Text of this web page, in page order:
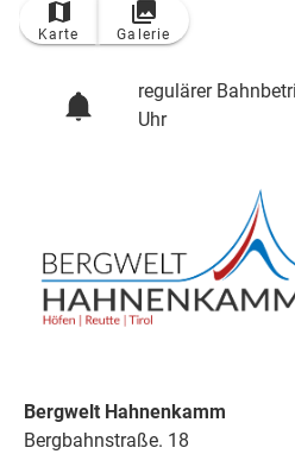
Karte Galerie
regulärer
Uhr
Bergwelt Hahnenkamm
Bergbahnstraße. 18